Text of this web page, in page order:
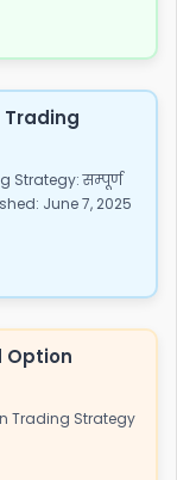
Strategy: सम्पूर्ण
June 7, 2025
Option
Trading Strategy